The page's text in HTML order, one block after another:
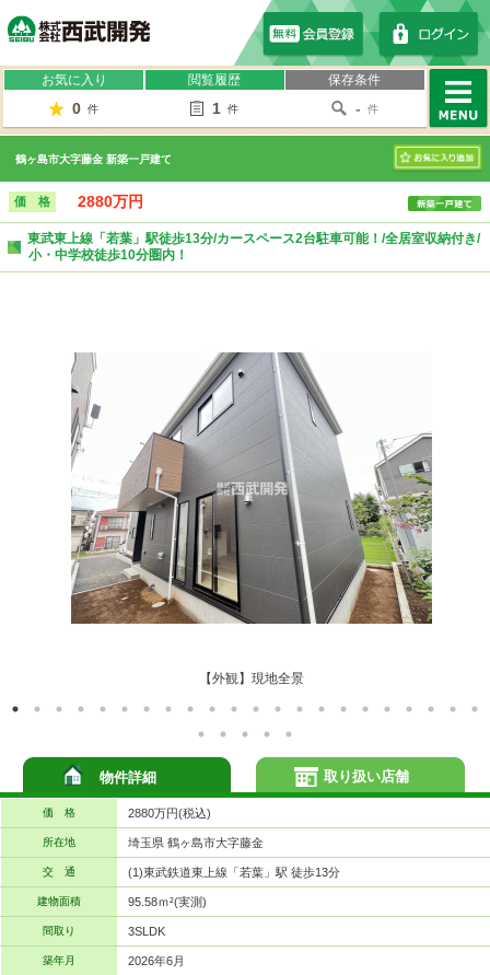
お気に入り
0 件
閲覧履歴
1 件
保存条件
- 件
MENU
鶴ヶ島市大字藤金 新築一戸建て
お気に入り
価 格 2880万円
東武東上線「若葉」駅徒歩13分/カースペース2台駐車可能！/全居室収納付き/
小・中学校徒歩10分圏内！
【外観】現地全景
物件詳細
価 格 2880万円(税込)
所在地 埼玉県 鶴ヶ島市大字藤金
交 通 (1)東武鉄道東上線「若葉」駅 徒歩13分
建物面積 95.58ｍ²(実測)
間取り 3SLDK
築年月 2026年6月
取り扱い店舗